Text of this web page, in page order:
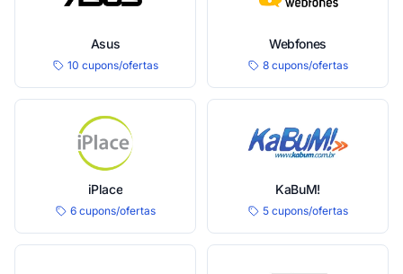
Asus
10 cupons/ofertas
Webfones
8 cupons/ofertas
iPlace
6 cupons/ofertas
KaBuM!
5 cupons/ofertas